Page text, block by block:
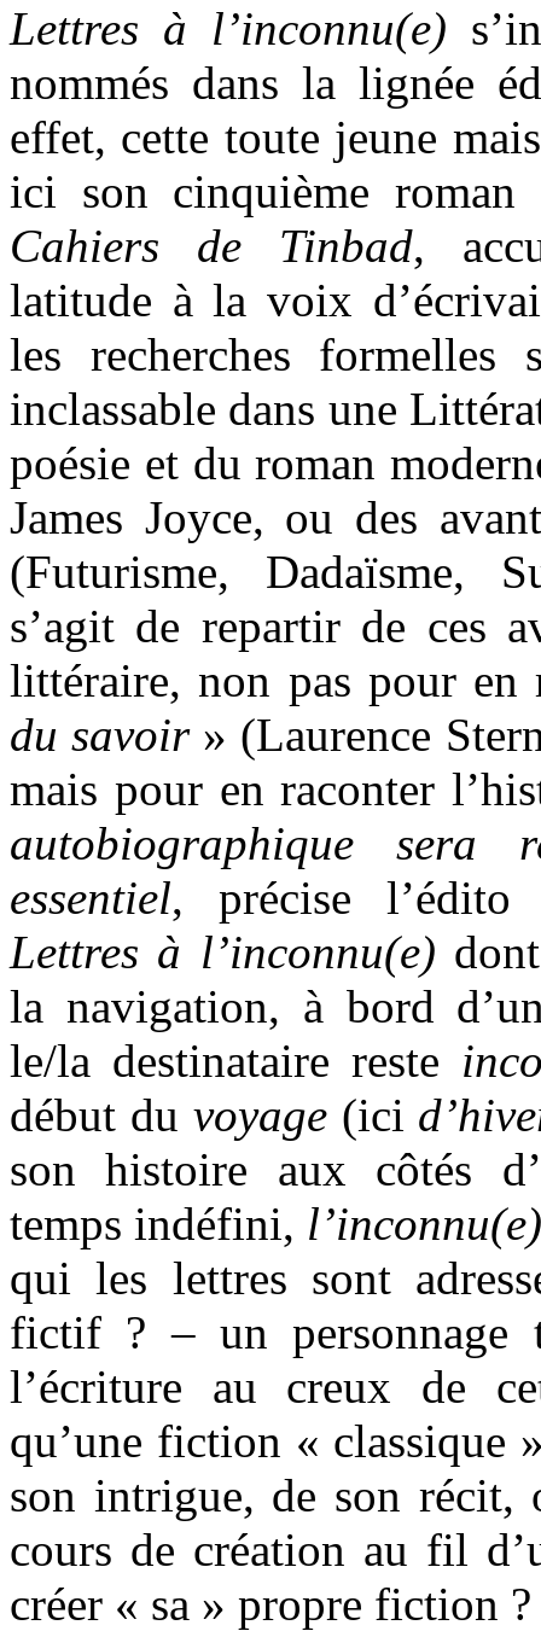
Lettres à l’inconnu(e)
nommés dans la lignée
effet, cette toute jeune
ici son cinquième
Cahiers de Tinbad,
latitude à la voix
les recherches
inclassable dans une
poésie et du roman
James Joyce, ou des
(Futurisme, Dadaïsme,
s’agit de repartir de ces
littéraire, non pas pour
du savoir» (Laurence
mais pour en raconter
autobiographique sera
essentiel, précise
Lettres à l’inconnu(e)
la navigation, à bord
le/la destinataire reste
début du voyage(ici
son histoire aux côtés
temps indéfini,
qui les lettres sont
fictif ? – un personnage
l’écriture au creux de
qu’une fiction « classique
son intrigue, de son récit,
cours de création au fil
créer « sa » propre fiction ?